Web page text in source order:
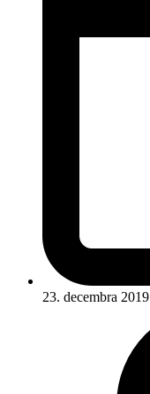
23. decembra 2019